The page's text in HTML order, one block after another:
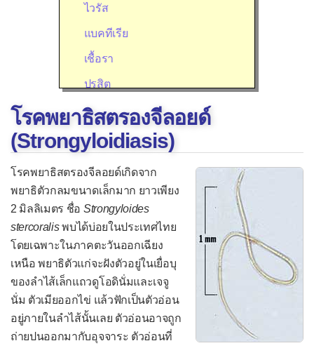
ไวรัส
แบคทีเรีย
เชื้อรา
ปรสิต
เชื้ออื่น ๆ
อาการของโรคติดเชื้อ
กล้ามเนื้อหัวใจอักเสบจากไวรัส
ไข้เลือดออก
ไข้สมองอักเสบ
ไข้หวัดใหญ่
โรคหวัด
คออักเสบจากไวรัส
คางทูม
โรคพยาธิสตรองจีลอยด์
(Strongyloidiasis)
โรคพยาธิสตรองจีลอยด์เกิดจาก
พยาธิตัวกลมขนาดเล็กมาก ยาวเพียง
2 มิลลิเมตร ชื่อ Strongyloides
stercoralisพบได้บ่อยในประเทศไทย
โดยเฉพาะในภาคตะวันออกเฉียง
เหนือ พยาธิตัวแก่จะฝังตัวอยู่ในเยื่อบุ
ของลำไส้เล็กแถวดูโอดินั่มและเจจู
นั่ม ตัวเมียออกไข่ แล้วฟักเป็นตัวอ่อน
อยู่ภายในลำไส้นั้นเลย ตัวอ่อนอาจถูก
ถ่ายปนออกมากับอุจจาระ ตัวอ่อนที่